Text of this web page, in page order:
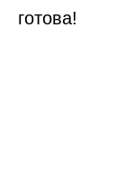
готова!